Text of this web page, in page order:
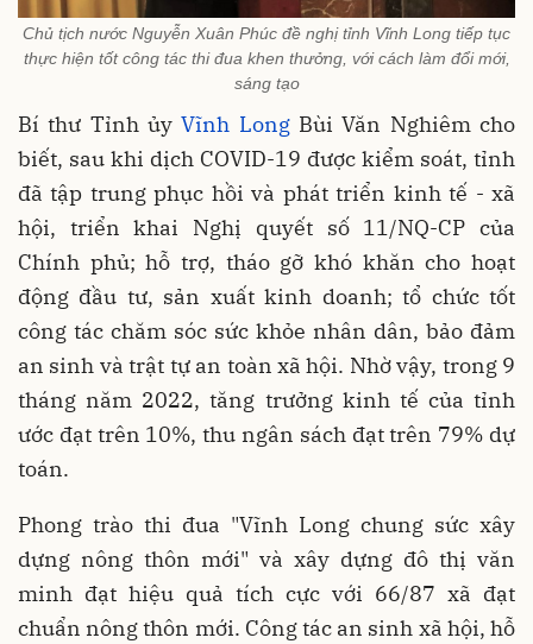
Chủ tịch nước Nguyễn Xuân Phúc đề nghị tỉnh Vĩnh Long tiếp tục
thực hiện tốt công tác thi đua khen thưởng, với cách làm đổi mới,
sáng tạo
Bí thư Tỉnh ủyVĩnh LongBùi Văn Nghiêm cho
biết, sau khi dịch COVID-19 được kiểm soát, tỉnh
đã tập trung phục hồi và phát triển kinh tế - xã
hội, triển khai Nghị quyết số 11/NQ-CP của
Chính phủ; hỗ trợ, tháo gỡ khó khăn cho hoạt
động đầu tư, sản xuất kinh doanh; tổ chức tốt
công tác chăm sóc sức khỏe nhân dân, bảo đảm
an sinh và trật tự an toàn xã hội. Nhờ vậy, trong 9
tháng năm 2022, tăng trưởng kinh tế của tỉnh
ước đạt trên 10%, thu ngân sách đạt trên 79% dự
toán.
Phong trào thi đua "Vĩnh Long chung sức xây
dựng nông thôn mới" và xây dựng đô thị văn
minh đạt hiệu quả tích cực với 66/87 xã đạt
chuẩn nông thôn mới. Công tác an sinh xã hội, hỗ